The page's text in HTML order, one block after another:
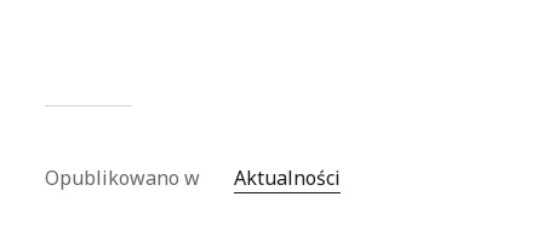
Opublikowano w Aktualności